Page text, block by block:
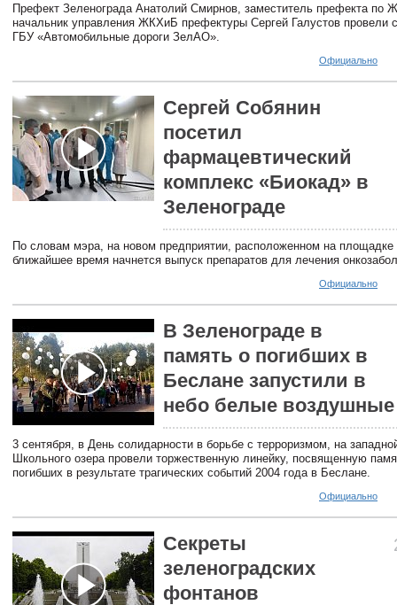
Префект Зеленограда Анатолий Смирнов, заместитель префекта по
начальник управления ЖКХиБ префектуры Сергей Галустов провели
ГБУ «Автомобильные дороги ЗелАО».
Официально
Сергей Собянин
посетил
фармацевтический
комплекс «Биокад» в
Зеленограде
По словам мэра, на новом предприятии, расположенном на
ближайшее время начнется выпуск препаратов для лечения
Официально
В Зеленограде в
память о погибших в
Беслане запустили в
небо белые
3 сентября, в День солидарности в борьбе с терроризмом, на
Школьного озера провели торжественную линейку, посвященную
погибших в результате трагических событий 2004 года в Беслане.
Официально
Секреты
зеленоградских
фонтанов